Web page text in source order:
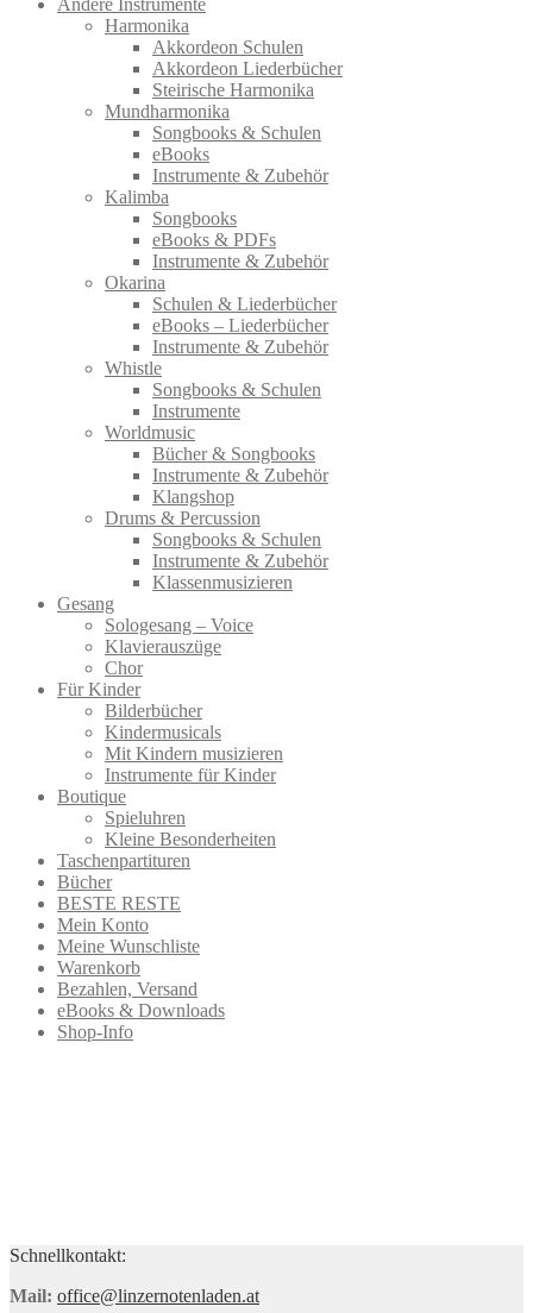
Andere Instrumente
Harmonika
Akkordeon Schulen
Akkordeon Liederbücher
Steirische Harmonika
Mundharmonika
Songbooks & Schulen
eBooks
Instrumente & Zubehör
Kalimba
Songbooks
eBooks & PDFs
Instrumente & Zubehör
Okarina
Schulen & Liederbücher
eBooks – Liederbücher
Instrumente & Zubehör
Whistle
Songbooks & Schulen
Instrumente
Worldmusic
Bücher & Songbooks
Instrumente & Zubehör
Klangshop
Drums & Percussion
Songbooks & Schulen
Instrumente & Zubehör
Klassenmusizieren
Gesang
Sologesang – Voice
Klavierauszüge
Chor
Für Kinder
Bilderbücher
Kindermusicals
Mit Kindern musizieren
Instrumente für Kinder
Boutique
Spieluhren
Kleine Besonderheiten
Taschenpartituren
Bücher
BESTE RESTE
Mein Konto
Meine Wunschliste
Warenkorb
Bezahlen, Versand
eBooks & Downloads
Shop-Info
Schnellkontakt:
Mail: office@linzernotenladen.at